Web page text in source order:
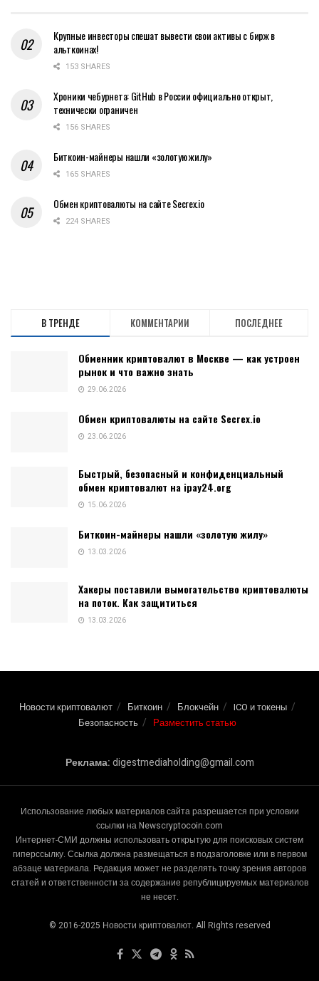
Крупные инвесторы спешат вывести свои активы с бирж в
альткоинах!
153 SHARES
Хроники чебурнета: GitHub в России официально открыт,
технически ограничен
156 SHARES
Биткоин-майнеры нашли «золотую жилу»
165 SHARES
Обмен криптовалюты на сайте Secrex.io
224 SHARES
В ТРЕНДЕ КОММЕНТАРИИ ПОСЛЕДНЕЕ
Обменник криптовалют в Москве — как устроен
рынок и что важно знать
29.06.2026
Обмен криптовалюты на сайте Secrex.io
23.06.2026
Быстрый, безопасный и конфиденциальный
обмен криптовалют на ipay24.org
15.06.2026
Биткоин-майнеры нашли «золотую жилу»
13.03.2026
Хакеры поставили вымогательство криптовалюты
на поток. Как защититься
13.03.2026
Новости криптовалют Биткоин Блокчейн
ICO и токены
Безопасность
Разместить статью
Реклама:digestmediaholding@gmail.com
Использование любых материалов сайта разрешается при условии
ссылки на Newscryptocoin.com
Интернет-СМИ должны использовать открытую для поисковых систем
гиперссылку. Ссылка должна размещаться в подзаголовке или в первом
абзаце материала. Редакция может не разделять точку зрения авторов
статей и ответственности за содержание републицируемых материалов
не несет.
© 2016-2025 Новости криптовалют. All Rights reserved